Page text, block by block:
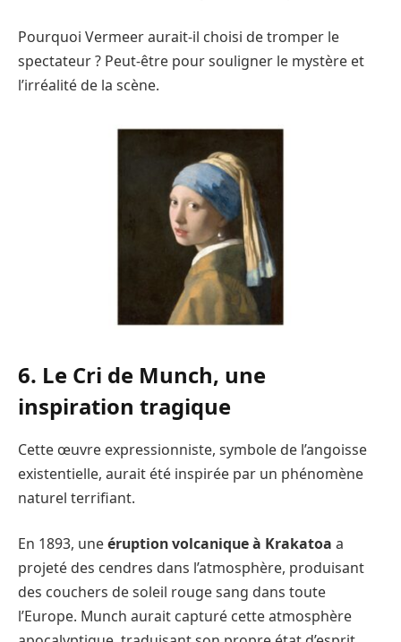
Pourquoi Vermeer aurait-il choisi de tromper le
spectateur ? Peut-être pour souligner le mystère et
l’irréalité de la scène.
6. Le Cri de Munch, une
inspiration tragique
Cette œuvre expressionniste, symbole de l’angoisse
existentielle, aurait été inspirée par un phénomène
naturel terrifiant.
En 1893, uneéruption volcanique à Krakatoa a
projeté des cendres dans l’atmosphère, produisant
des couchers de soleil rouge sang dans toute
l’Europe. Munch aurait capturé cette atmosphère